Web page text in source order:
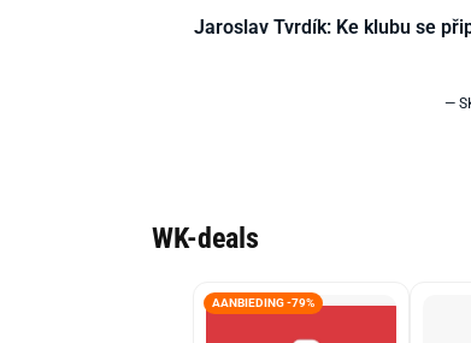
Jaroslav Tvrdík: Ke klubu se
—
WK-deals
AANBIEDING -79%